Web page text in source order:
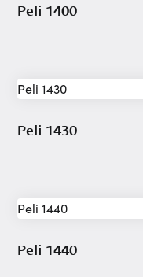
Peli 1400
Peli 1430
Peli 1440